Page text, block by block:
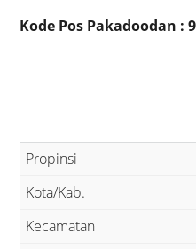
Kode Pos Pakadoodan :